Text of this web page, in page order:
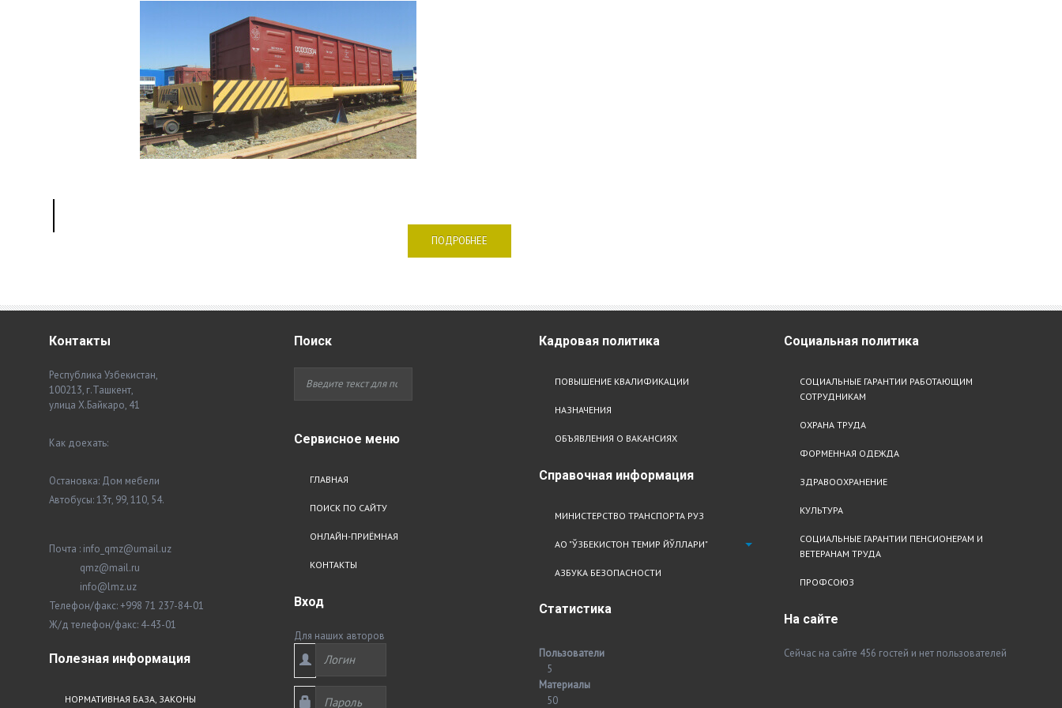
ПОДРОБНЕЕ
Контакты
Республика Узбекистан,
100213, г.Ташкент,
улица Х.Байкаро, 41
Как доехать:
Остановка: Дом мебели
Автобусы: 13т, 99, 110, 54.
Почта : info_qmz@umail.uz
qmz@mail.ru
info@lmz.uz
Телефон/факс: +998 71 237-84-01
Ж/д телефон/факс: 4-43-01
Полезная информация
НОРМАТИВНАЯ БАЗА, ЗАКОНЫ
Поиск
Сервисное меню
ГЛАВНАЯ
ПОИСК ПО САЙТУ
ОНЛАЙН-ПРИЁМНАЯ
КОНТАКТЫ
Вход
Для наших авторов
Кадровая политика
ПОВЫШЕНИЕ КВАЛИФИКАЦИИ
НАЗНАЧЕНИЯ
ОБЪЯВЛЕНИЯ О ВАКАНСИЯХ
Справочная информация
МИНИСТЕРСТВО ТРАНСПОРТА РУЗ
АО "ЎЗБЕКИСТОН ТЕМИР ЙЎЛЛАРИ"
АЗБУКА БЕЗОПАСНОСТИ
Статистика
Пользователи
5
Материалы
50
Социальная политика
СОЦИАЛЬНЫЕ ГАРАНТИИ РАБОТАЮЩИМ
СОТРУДНИКАМ
ОХРАНА ТРУДА
ФОРМЕННАЯ ОДЕЖДА
ЗДРАВООХРАНЕНИЕ
КУЛЬТУРА
СОЦИАЛЬНЫЕ ГАРАНТИИ ПЕНСИОНЕРАМ И
ВЕТЕРАНАМ ТРУДА
ПРОФСОЮЗ
На сайте
Сейчас на сайте 456 гостей и нет пользователей